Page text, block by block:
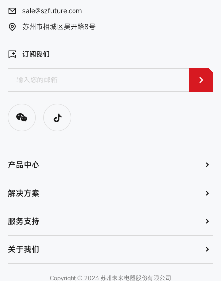
产品中心
解决方案
服务支持
关于我们
sale@szfuture.com
苏州市相城区吴开路8号
订阅我们
Copyright © 2023 苏州未来电器股份有限公司